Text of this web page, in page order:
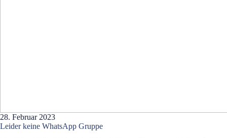
28. Februar 2023
Leider keine WhatsApp Gruppe